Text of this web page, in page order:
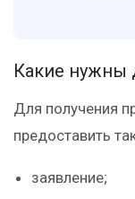
Какие нужны
Для получения
предоставить
заявление;